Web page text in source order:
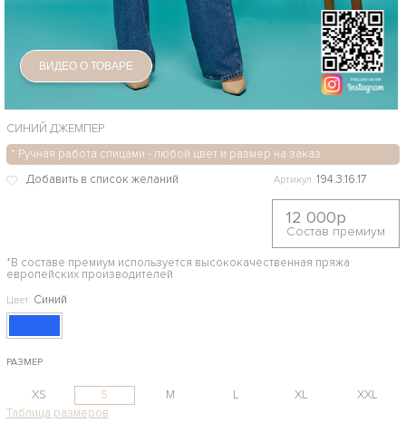
ВИДЕО О ТОВАРЕ
СИНИЙ ДЖЕМПЕР
* Ручная работа спицами - любой цвет и размер на заказ
Артикул 194.3.16.17
12 000р
Состав премиум
*В составе премиум используется высококачественная пряжа
европейских производителей
Цвет Синий
РАЗМЕР
XS S M L XL
XXL
Таблица размеров